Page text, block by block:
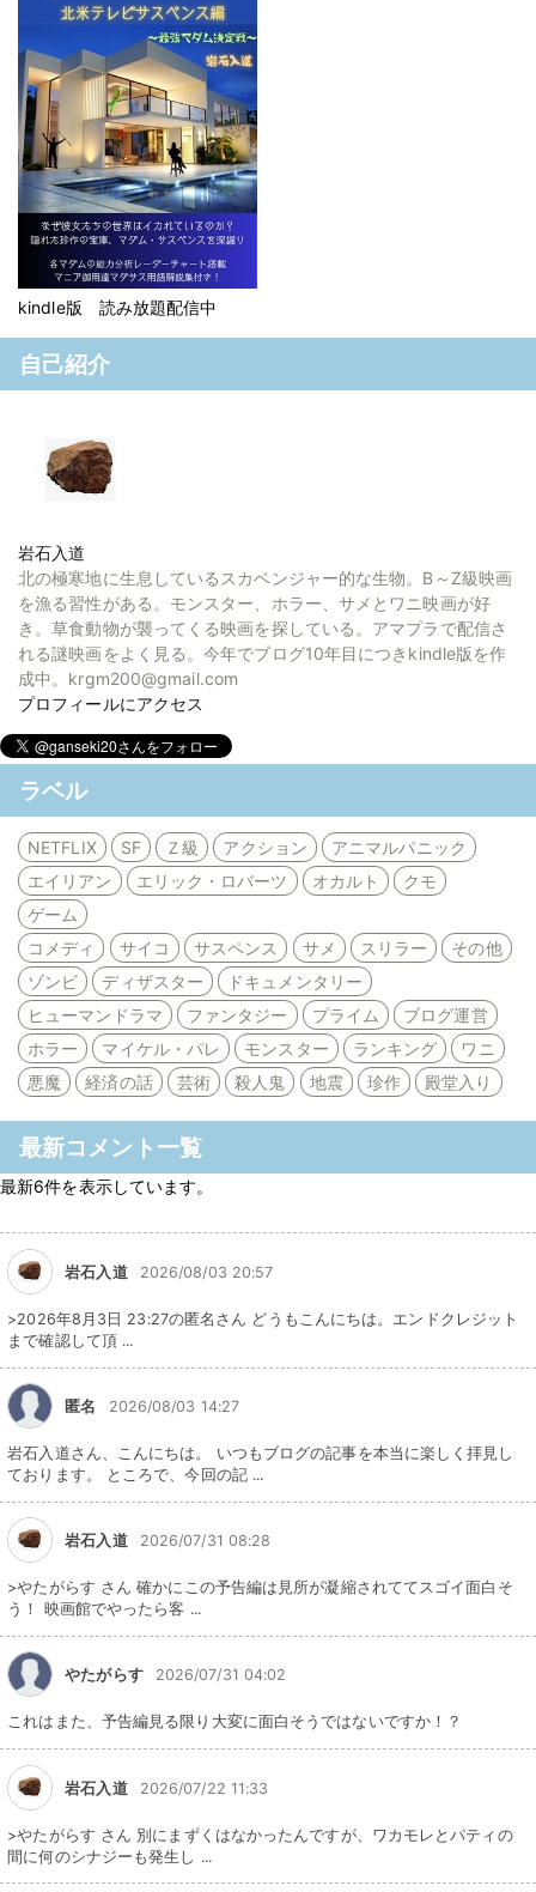
kindle版 読み放題配信中
自己紹介
岩石入道
北の極寒地に生息しているスカベンジャー的な生物。B～Z級映画
を漁る習性がある。モンスター、ホラー、サメとワニ映画が好
き。草食動物が襲ってくる映画を探している。アマプラで配信さ
れる謎映画をよく見る。今年でブログ10年目につきkindle版を作
成中。krgm200@gmail.com
プロフィールにアクセス
ラベル
NETFLIX SF Ｚ級 アクション
アニマルパニック
エイリアン
エリック・ロバーツ オカルト
クモ
ゲーム
コメディ
サイコ サスペンス サメ スリラー
その他
ゾンビ
ディザスター
ドキュメンタリー
ヒューマンドラマ
ファンタジー プライム
ブログ運営
ホラー
マイケル・パレ モンスター ランキング
ワニ
悪魔
経済の話 芸術 殺人鬼 地震 珍作 殿堂入り
最新コメント一覧
最新6件を表示しています。
岩石入道 2026/08/03 20:57
>2026年8月3日 23:27の匿名さん どうもこんにちは。エンドクレジット
まで確認して頂 ...
匿名 2026/08/03 14:27
岩石入道さん、こんにちは。 いつもブログの記事を本当に楽しく拝見し
ております。 ところで、今回の記 ...
岩石入道 2026/07/31 08:28
>やたがらす さん 確かにこの予告編は見所が凝縮されててスゴイ面白そ
う！ 映画館でやったら客 ...
やたがらす 2026/07/31 04:02
これはまた、予告編見る限り大変に面白そうではないですか！？
岩石入道 2026/07/22 11:33
>やたがらす さん 別にまずくはなかったんですが、ワカモレとパティの
間に何のシナジーも発生し ...